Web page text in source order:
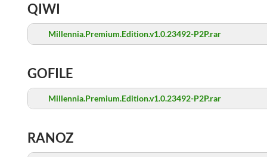
QIWI
Millennia.Premium.Edition.v1.0.23492-P2P.rar
GOFILE
Millennia.Premium.Edition.v1.0.23492-P2P.rar
RANOZ